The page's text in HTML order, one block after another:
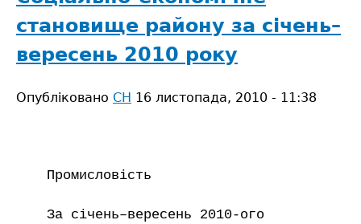
Сарненського
району
за
2010
становище району за січень–
вересень 2010 року
Опубліковано СН 16 листопада, 2010 - 11:38
Промисловість
За січень–вересень 2010-ого